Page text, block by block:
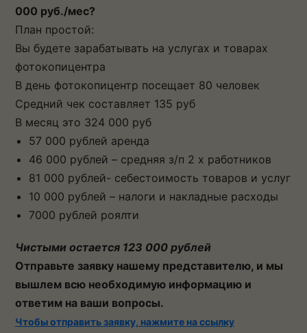
000 руб./мес?
План простой:
Вы будете зарабатывать на услугах и товарах
фотокопицентра
В день фотокопицентр посещает 80 человек
Средний чек составляет 135 руб
В месяц это 324 000 руб
57 000 рублей аренда
46 000 рублей – средняя з/п 2 х работников
81 000 рублей- себестоимость товаров и услуг
10 000 рублей – налоги и накладные расходы
7000 рублей роялти
Чистыми остается 123 000 рублей
Отправьте заявку нашему представителю, и мы
вышлем всю необходимую информацию и
ответим на ваши вопросы.
Чтобы отправить заявку, нажмите на ссылку